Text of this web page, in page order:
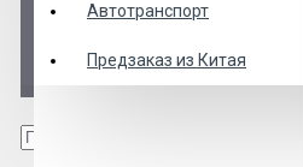
Автотранспорт
Предзаказ из Китая